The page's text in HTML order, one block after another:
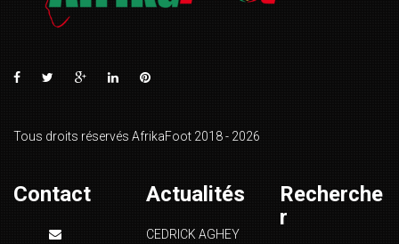
Tous droits réservés AfrikaFoot 2018 - 2026
Contact Actualités
CEDRICK AGHEY
Recherche
r